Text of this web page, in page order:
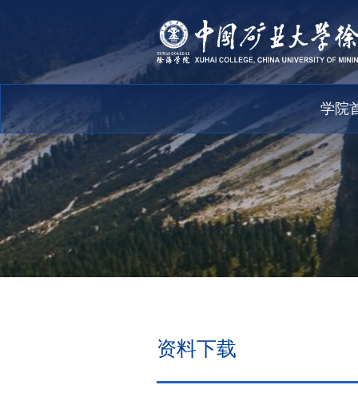
学院
资料下载